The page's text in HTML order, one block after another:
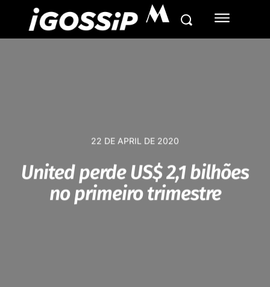
M
22 DE APRIL DE 2020
United perde US$ 2,1 bilhões
no primeiro trimestre